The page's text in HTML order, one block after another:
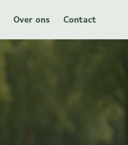
Over ons Contact